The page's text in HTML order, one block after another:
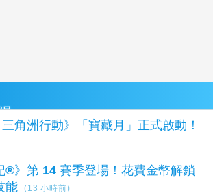
三角洲行動》「寶藏月」正式啟動！
®》第 14 賽季登場！花費金幣解鎖
能
(13 小時前)